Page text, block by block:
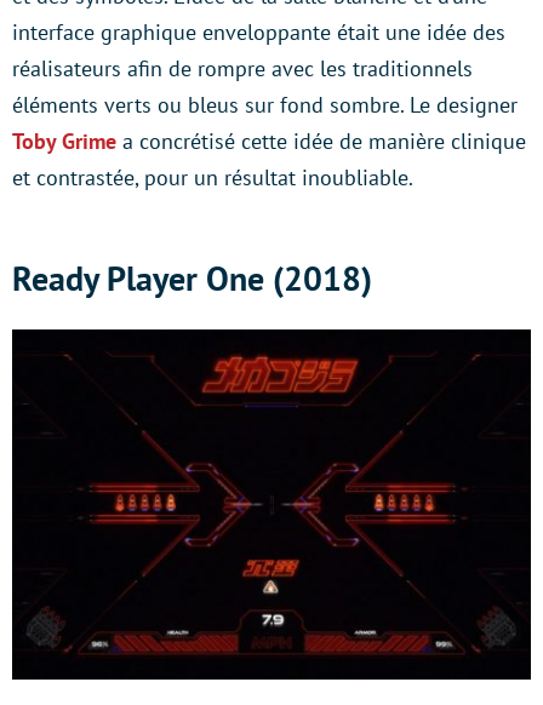
interface graphique enveloppante était une idée des
réalisateurs afin de rompre avec les traditionnels
éléments verts ou bleus sur fond sombre. Le designer
Toby Grime a concrétisé cette idée de manière clinique
et contrastée, pour un résultat inoubliable.
Ready Player One (2018)